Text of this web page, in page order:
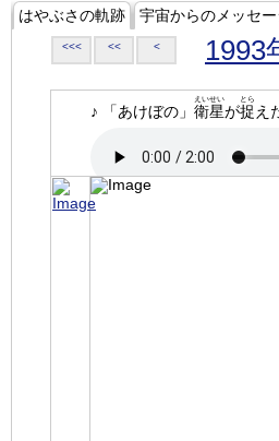
はやぶさの軌跡 宇宙からのメッセー
<<< << < 1993
♪ 「あけぼの」 衛星
えいせい
が捉
とら
え